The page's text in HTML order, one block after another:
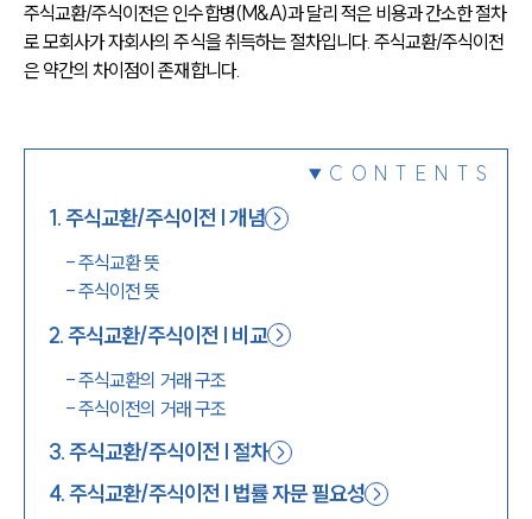
주식교환/주식이전은 인수합병(M&A)과 달리 적은 비용과 간소한 절차
로 모회사가 자회사의 주식을 취득하는 절차입니다. 주식교환/주식이전
은 약간의 차이점이 존재합니다.
CONTENTS
1.주식교환/주식이전 | 개념
-주식교환 뜻
-주식이전 뜻
2.주식교환/주식이전 | 비교
-주식교환의 거래 구조
-주식이전의 거래 구조
3.주식교환/주식이전 | 절차
4.주식교환/주식이전 | 법률 자문 필요성